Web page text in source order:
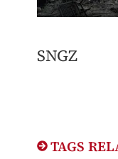
SNGZ
TAGS